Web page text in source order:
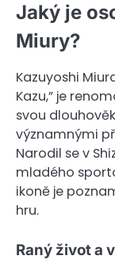
Jaký je
Miury?
Kazuyoshi
Kazu,” je
svou
významnými
Narodil se v
mladého
ikoně je
hru.
Raný život a